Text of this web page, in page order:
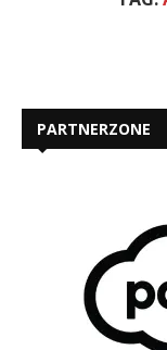
PARTNERZONE